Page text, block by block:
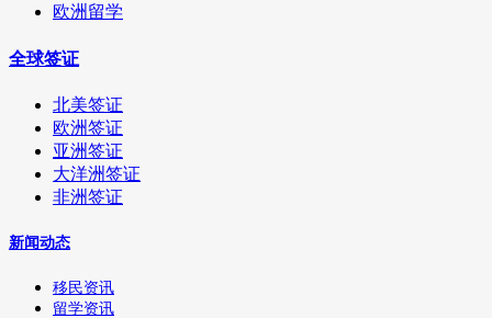
欧洲留学
全球签证
北美签证
欧洲签证
亚洲签证
大洋洲签证
非洲签证
新闻动态
移民资讯
留学资讯